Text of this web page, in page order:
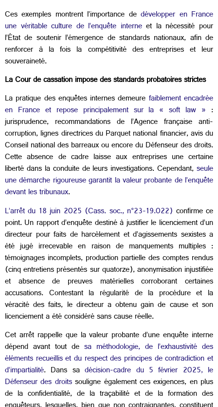
Ces exemples montrent l’importance dedévelopper en France
une véritable culture de l’enquête interneet la nécessité pour
l’État de soutenir l’émergence de standards nationaux, afin de
renforcer à la fois la compétitivité des entreprises et leur
souveraineté.
La Cour de cassation impose des standards probatoires strictes
La pratique des enquêtes internes demeure faiblement encadrée
en France et repose principalement sur la « soft law » :
jurisprudence, recommandations de l’Agence française anti-
corruption, lignes directrices du Parquet national financier, avis du
Conseil national des barreaux ou encore du Défenseur des droits.
Cette absence de cadre laisse aux entreprises une certaine
liberté dans la conduite de leurs investigations. Cependant,seule
une démarche rigoureuse garantit la valeur probante de l’enquête
devant les tribunaux.
L’arrêt du 18 juin 2025 (Cass. soc., n°23-19.022) confirme ce
point. Un rapport d’enquête destiné à justifier le licenciement d’un
directeur pour faits de harcèlement et d’agissements sexistes a
été jugé irrecevable en raison de manquements multiples :
témoignages incomplets, production partielle des comptes rendus
(cinq entretiens présentés sur quatorze), anonymisation injustifiée
et absence de preuves matérielles corroborant certaines
accusations. Contestant la régularité de la procédure et la
véracité des faits, le directeur a obtenu gain de cause et son
licenciement a été considéré sans cause réelle.
Cet arrêt rappelle que la valeur probante d’une enquête interne
dépend avant tout de sa méthodologie, de l’exhaustivité des
éléments recueillis et du respect des principes de contradiction et
d’impartialité. Dans sadécision-cadre du 5 février 2025, le
Défenseur des droitssouligne également ces exigences, en plus
de la confidentialité, de la traçabilité et de la formation des